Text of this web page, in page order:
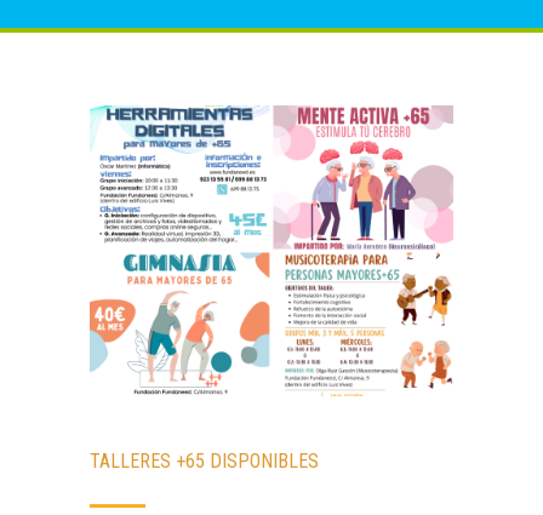
TALLERES +65 DISPONIBLES